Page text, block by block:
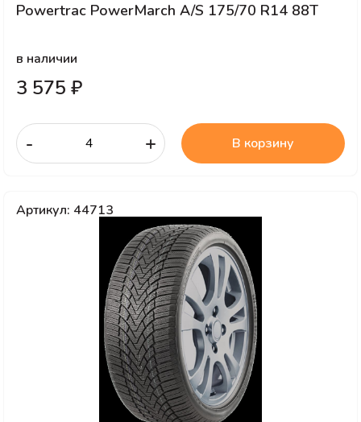
Powertrac PowerMarch A/S 175/70 R14 88T
в наличии
3 575 ₽
- + В корзину
Артикул: 44713